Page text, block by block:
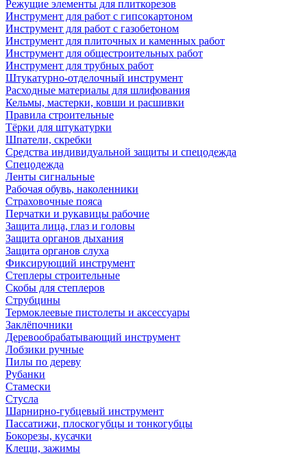
Режущие элементы для плиткорезов
Инструмент для работ с гипсокартоном
Инструмент для работ с газобетоном
Инструмент для плиточных и каменных работ
Инструмент для общестроительных работ
Инструмент для трубных работ
Штукатурно-отделочный инструмент
Расходные материалы для шлифования
Кельмы, мастерки, ковши и расшивки
Правила строительные
Тёрки для штукатурки
Шпатели, скребки
Средства индивидуальной защиты и спецодежда
Спецодежда
Ленты сигнальные
Рабочая обувь, наколенники
Страховочные пояса
Перчатки и рукавицы рабочие
Защита лица, глаз и головы
Защита органов дыхания
Защита органов слуха
Фиксирующий инструмент
Степлеры строительные
Скобы для степлеров
Струбцины
Термоклеевые пистолеты и аксессуары
Заклёпочники
Деревообрабатывающий инструмент
Лобзики ручные
Пилы по дереву
Рубанки
Стамески
Стусла
Шарнирно-губцевый инструмент
Пассатижи, плоскогубцы и тонкогубцы
Бокорезы, кусачки
Клещи, зажимы